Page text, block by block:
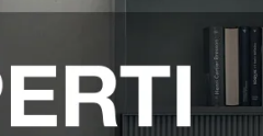
TREND 01